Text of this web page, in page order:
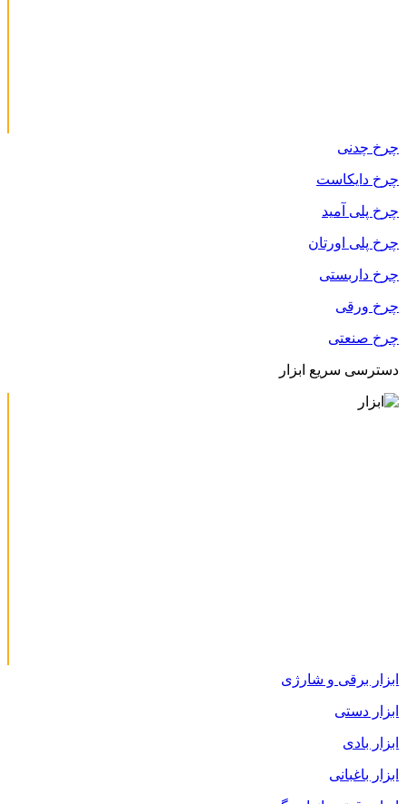
چرخ چدنی
چرخ دایکاست
چرخ پلی آمید
چرخ پلی اورتان
چرخ داربستی
چرخ ورقی
چرخ صنعتی
دسترسی سریع ابزار
ابزار برقی و شارژی
ابزار دستی
ابزار بادی
ابزار باغبانی